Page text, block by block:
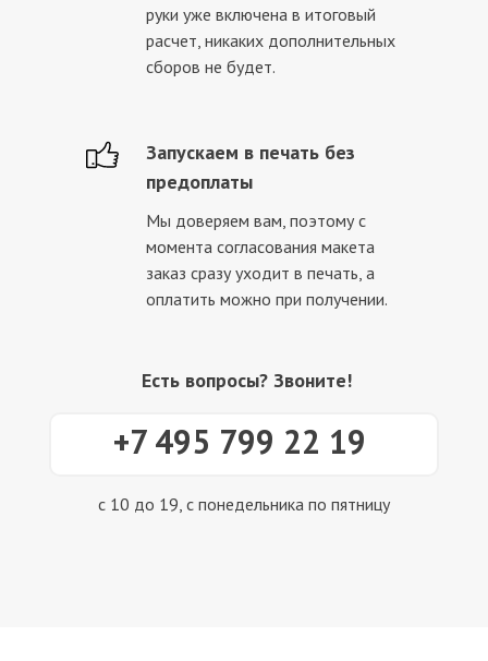
руки уже включена в итоговый
расчет, никаких дополнительных
сборов не будет.
Запускаем в печать без
предоплаты
Мы доверяем вам, поэтому с
момента согласования макета
заказ сразу уходит в печать, а
оплатить можно при получении.
Есть вопросы? Звоните!
с 10 до 19, с понедельника по пятницу
+7 495 799 22 19